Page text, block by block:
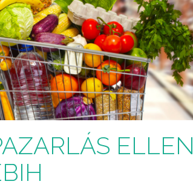
ELLEN